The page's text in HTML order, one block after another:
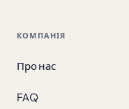
КОМПАНІЯ
Про нас
FAQ